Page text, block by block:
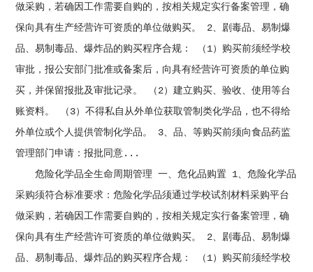
做采购，若确因工作需要自购的，按相关规定实行备案管理，确
保向具有生产经营许可资质的单位做购买。 2、剧毒品、易制爆
品、易制毒品、爆炸品的购买程序合规： （1）购买前须经学校
审批，报公安部门批准或备案后，向具有经营许可资质的单位购
买，并保留报批及审批记录。 （2）建立购买、验收、使用等台
账资料。 （3）不得私自从外单位获取管制类化学品，也不得给
外单位或个人提供管制化学品。 3、品、等购买前须向食品药监
管理部门申请：报批同意...
危险化学品全生命周期管理 一、危化品购置 1、危险化学品
采购须符合标准要求：危险化学品须通过学校试剂材料采购平台
做采购，若确因工作需要自购的，按相关规定实行备案管理，确
保向具有生产经营许可资质的单位做购买。 2、剧毒品、易制爆
品、易制毒品、爆炸品的购买程序合规： （1）购买前须经学校